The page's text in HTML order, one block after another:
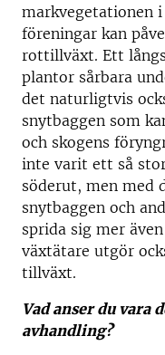
markvegetationen i
föreningar kan
rottillväxt. Ett
plantor sårbara
det naturligtvis
snytbaggen som
och skogens
inte varit ett så
söderut, men med
snytbaggen och
sprida sig mer
växtätare utgör
tillväxt.
Vad anser du vara
avhandling?